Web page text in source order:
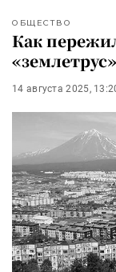
ОБЩЕСТВО
Как
14 августа 2025,